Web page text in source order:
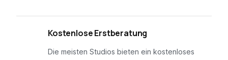
Kostenlose Erstberatung
Die meisten Studios bieten ein kostenloses